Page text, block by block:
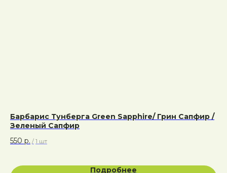
Барбарис Тунберга Green Sapphire/ Грин Сапфир /
Зеленый Сапфир
550 р. / 1 шт
Подробнее
Адрес: